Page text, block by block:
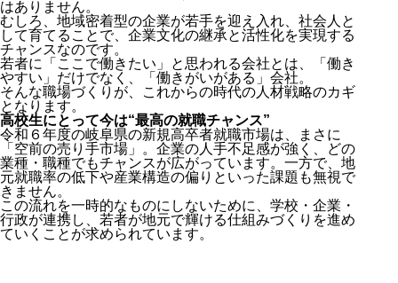
はありません。
むしろ、 地域密着型の企業が若手を迎え入れ、社会人と
して育てることで、企業文化の継承と活性化を実現する
チャンスなのです。
若者に「ここで働きたい」と思われる会社とは、「働き
やすい」だけでなく、「働きがいがある」会社。
そんな職場づくりが、これからの時代の人材戦略のカギ
となります。
高校生にとって今は“最高の就職チャンス”
令和６年度の岐阜県の新規高卒者就職市場は、まさに
「空前の売り手市場」。企業の人手不足感が強く、どの
業種・職種でもチャンスが広がっています。一方で、地
元就職率の低下や産業構造の偏りといった課題も無視で
きません。
この流れを一時的なものにしないために、学校・企業・
行政が連携し、若者が地元で輝ける仕組みづくりを進め
ていくことが求められています。